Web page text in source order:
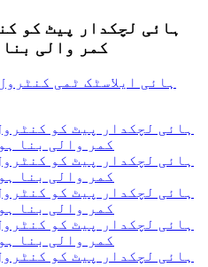
ہائی لچکدار پیٹ کو
کمر والی